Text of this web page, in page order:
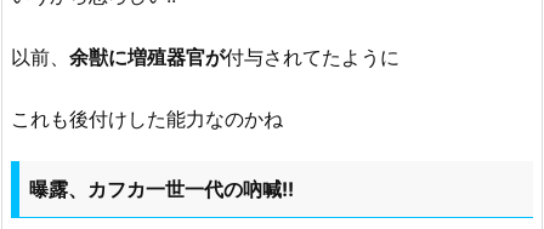
以前、 余獣に増殖器官が付与されてたように
これも後付けした能力なのかね
曝露、カフカ一世一代の吶喊!!